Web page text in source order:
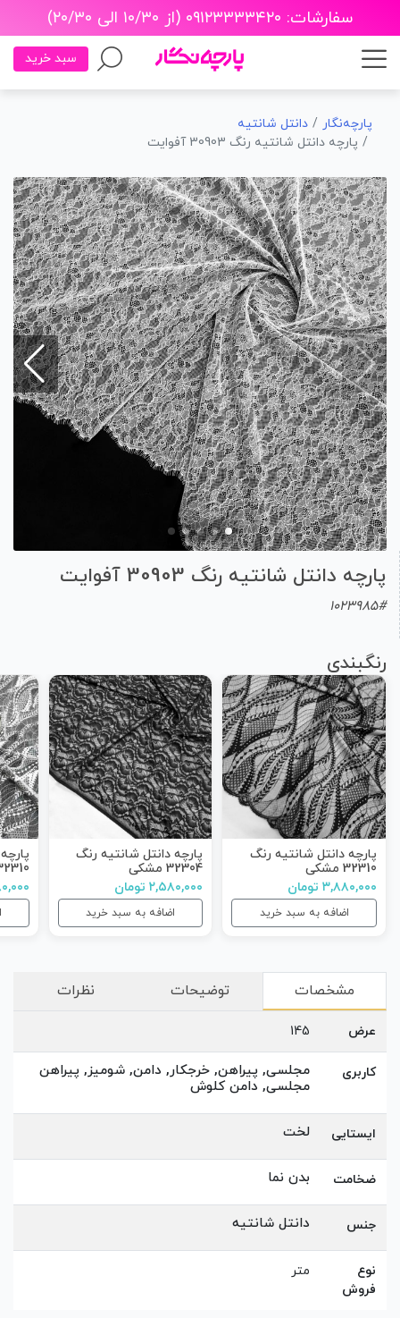
سفارشات: ۰۹۱۲۳۳۳۳۴۲۰ (از ۱۰/۳۰ الی ۲۰/۳۰)
سبد خرید
پارچه‌نگار
دانتل شانتیه
پارچه دانتل شانتیه رنگ 30903 آفوایت
پارچه دانتل شانتیه رنگ 30903 آفوایت
1023985#
رنگبندی
پارچه دانتل شانتیه رنگ
32310 مشکی
۳,۸۸۰,۰۰۰ تومان
اضافه به سبد خرید
پارچه دانتل شانتیه رنگ
32304 مشکی
۲,۵۸۰,۰۰۰ تومان
اضافه به سبد خرید
32310
مشخصات توضیحات نظرات
عرض 145
کاربری
مجلسی, پیراهن, خرجکار, دامن, شومیز, پیراهن
مجلسی, دامن کلوش
ایستایی لخت
ضخامت بدن نما
جنس دانتل شانتیه
نوع
فروش
متر